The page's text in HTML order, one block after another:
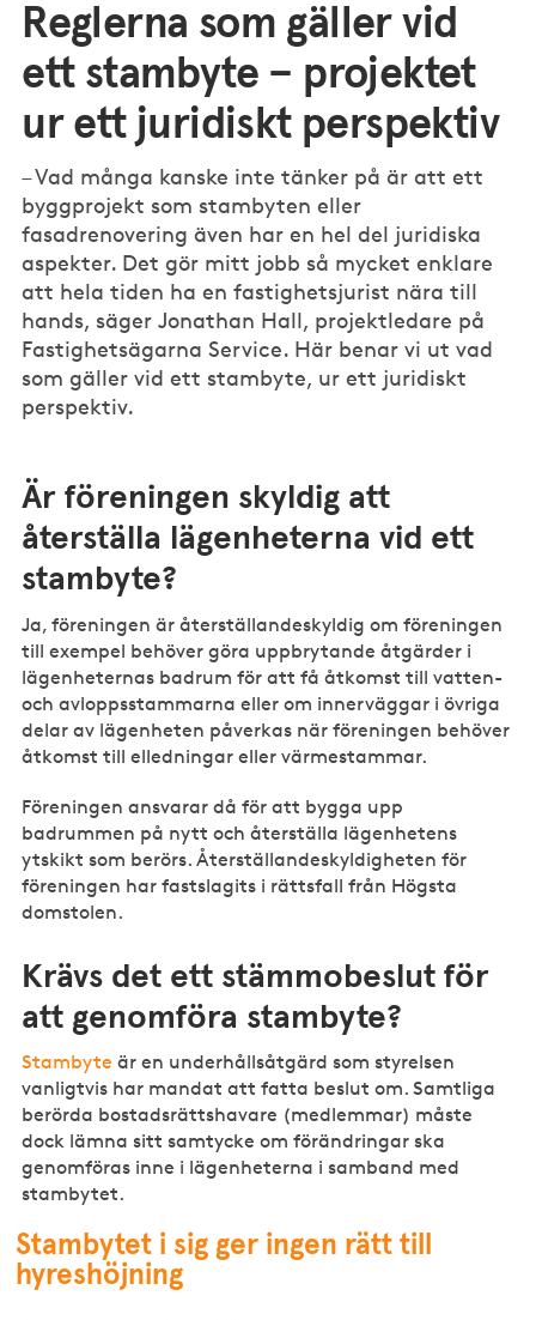
Reglerna som gäller vid
ett stambyte – projektet
ur ett juridiskt perspektiv
– Vad många kanske inte tänker på är att ett
byggprojekt som stambyten eller
fasadrenovering även har en hel del juridiska
aspekter. Det gör mitt jobb så mycket enklare
att hela tiden ha en fastighetsjurist nära till
hands, säger Jonathan Hall, projektledare på
Fastighetsägarna Service. Här benar vi ut vad
som gäller vid ett stambyte, ur ett juridiskt
perspektiv.
Är föreningen skyldig att
återställa lägenheterna vid ett
stambyte?
Ja, föreningen är återställandeskyldig om föreningen
till exempel behöver göra uppbrytande åtgärder i
lägenheternas badrum för att få åtkomst till vatten-
och avloppsstammarna eller om innerväggar i övriga
delar av lägenheten påverkas när föreningen behöver
åtkomst till elledningar eller värmestammar.
Föreningen ansvarar då för att bygga upp
badrummen på nytt och återställa lägenhetens
ytskikt som berörs. Återställandeskyldigheten för
föreningen har fastslagits i rättsfall från Högsta
domstolen.
Krävs det ett stämmobeslut för
att genomföra stambyte?
Stambyte är en underhållsåtgärd som styrelsen
vanligtvis har mandat att fatta beslut om. Samtliga
berörda bostadsrättshavare (medlemmar) måste
dock lämna sitt samtycke om förändringar ska
genomföras inne i lägenheterna i samband med
stambytet.
Stambytet i sig ger ingen rätt till
hyreshöjning